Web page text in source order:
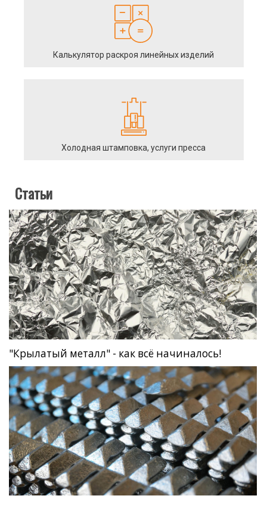
Калькулятор раскроя линейных изделий
Холодная штамповка, услуги пресса
Статьи
"Крылатый металл" - как всё начиналось!